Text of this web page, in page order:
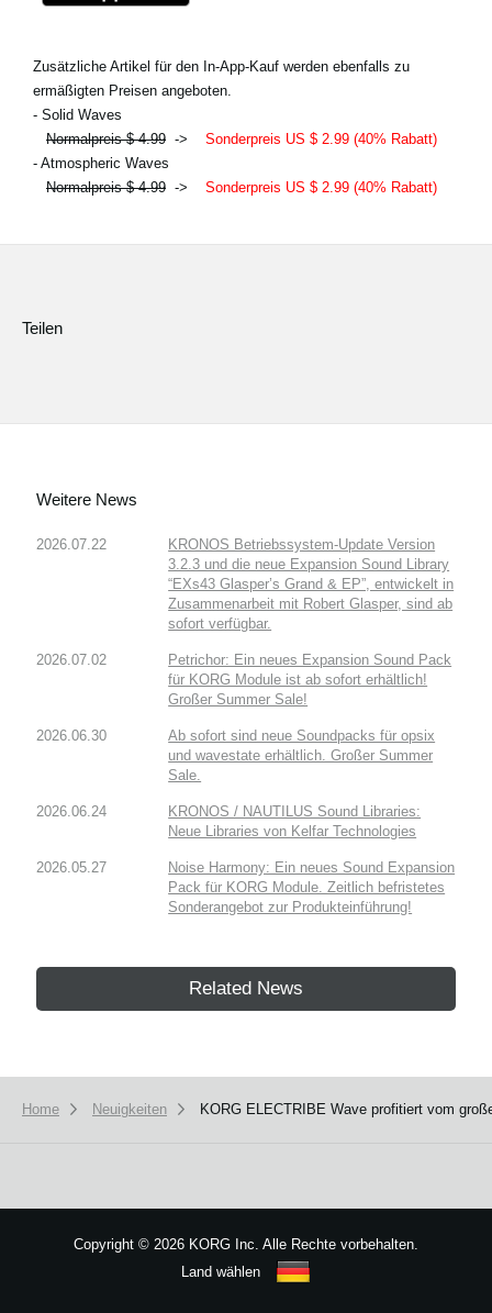
Zusätzliche Artikel für den In-App-Kauf werden ebenfalls zu
ermäßigten Preisen angeboten.
- Solid Waves
Normalpreis $ 4.99 -> Sonderpreis US $ 2.99 (40% Rabatt)
- Atmospheric Waves
Normalpreis $ 4.99 -> Sonderpreis US $ 2.99 (40% Rabatt)
Teilen
Weitere News
2026.07.22
KRONOS Betriebssystem-Update Version
3.2.3 und die neue Expansion Sound Library
“EXs43 Glasper’s Grand & EP”, entwickelt in
Zusammenarbeit mit Robert Glasper, sind ab
sofort verfügbar.
2026.07.02
Petrichor: Ein neues Expansion Sound Pack
für KORG Module ist ab sofort erhältlich!
Großer Summer Sale!
2026.06.30
Ab sofort sind neue Soundpacks für opsix
und wavestate erhältlich. Großer Summer
Sale.
2026.06.24
KRONOS / NAUTILUS Sound Libraries:
Neue Libraries von Kelfar Technologies
2026.05.27
Noise Harmony: Ein neues Sound Expansion
Pack für KORG Module. Zeitlich befristetes
Sonderangebot zur Produkteinführung!
Related News
Home Neuigkeiten KORG ELECTRIBE Wave profitiert vom
Copyright © 2026 KORG Inc. Alle Rechte vorbehalten.
Land wählen